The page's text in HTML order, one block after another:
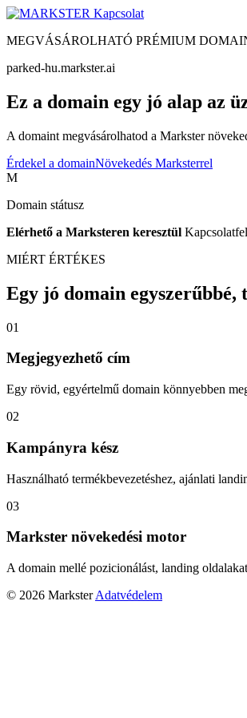
Kapcsolat
MEGVÁSÁROLHATÓ PRÉMIUM
parked-hu.markster.ai
Ez a domain egy jó alap az
A domaint megvásárolhatod a Markster
Érdekel a domainNövekedés Marksterrel
M
Domain státusz
Elérhető a Marksteren keresztül
MIÉRT ÉRTÉKES
Egy jó domain egyszerűbbé,
01
Megjegyezhető cím
Egy rövid, egyértelmű domain könnyebben
02
Kampányra kész
Használható termékbevezetéshez, ajánlati
03
Markster növekedési motor
A domain mellé pozicionálást, landing
© 2026 Markster Adatvédelem